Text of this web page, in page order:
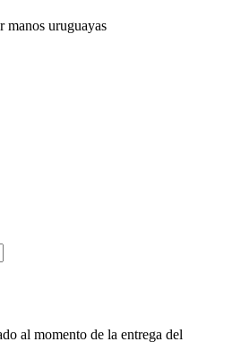
manos uruguayas
al momento de la entrega del